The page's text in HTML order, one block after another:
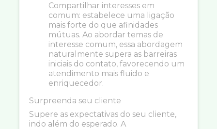
Compartilhar interesses em
comum: estabelece uma ligação
mais forte do que afinidades
mútuas. Ao abordar temas de
interesse comum, essa abordagem
naturalmente supera as barreiras
iniciais do contato, favorecendo um
atendimento mais fluido e
enriquecedor.
Surpreenda seu cliente
Supere as expectativas do seu cliente,
indo além do esperado. A